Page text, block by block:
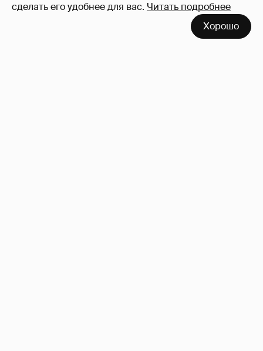
сделать его удобнее для вас. Читать подробнее
Хорошо